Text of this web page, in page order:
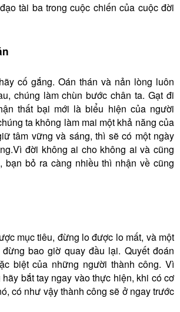
tài ba trong cuộc chiến của cuộc đời
cố gắng. Oán thán và nản lòng luôn
chúng làm chùn bước chân ta. Gạt đi
thất bại mới là biểu hiện của người
ta không làm mai một khả năng của
tâm vững và sáng, thì sẽ có một ngày
đời không ai cho không ai và cũng
bạn bỏ ra càng nhiều thì nhận về cũng
mục tiêu, đừng lo được lo mất, và một
bao giờ quay đầu lại. Quyết đoán
biệt của những người thành công. Vì
bắt tay ngay vào thực hiện, khi có cơ
có như vậy thành công sẽ ở ngay trước